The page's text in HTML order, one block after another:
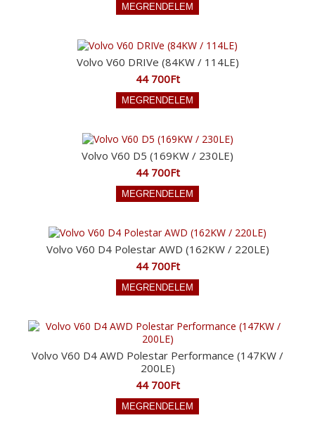
Volvo V60 DRIVe (84KW / 114LE)
44 700Ft
Volvo V60 D5 (169KW / 230LE)
44 700Ft
Volvo V60 D4 Polestar AWD (162KW / 220LE)
44 700Ft
Volvo V60 D4 AWD Polestar Performance (147KW /
200LE)
44 700Ft